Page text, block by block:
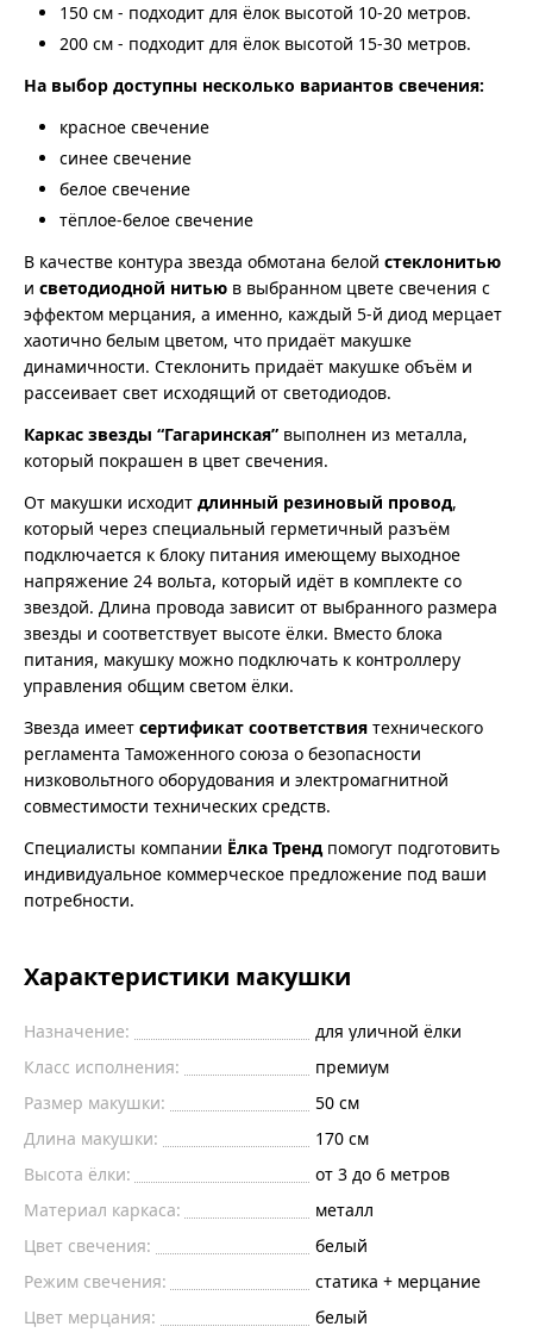
150 см - подходит для ёлок высотой 10-20 метров.
200 см - подходит для ёлок высотой 15-30 метров.
На выбор доступны несколько вариантов свечения:
красное свечение
синее свечение
белое свечение
тёплое-белое свечение
В качестве контура звезда обмотана белой стеклонитью
и светодиодной нитью в выбранном цвете свечения с
эффектом мерцания, а именно, каждый 5-й диод мерцает
хаотично белым цветом, что придаёт макушке
динамичности. Стеклонить придаёт макушке объём и
рассеивает свет исходящий от светодиодов.
Каркас звезды “Гагаринская” выполнен из металла,
который покрашен в цвет свечения.
От макушки исходит длинный резиновый провод,
который через специальный герметичный разъём
подключается к блоку питания имеющему выходное
напряжение 24 вольта, который идёт в комплекте со
звездой. Длина провода зависит от выбранного размера
звезды и соответствует высоте ёлки. Вместо блока
питания, макушку можно подключать к контроллеру
управления общим светом ёлки.
Звезда имеет сертификат соответствия технического
регламента Таможенного союза о безопасности
низковольтного оборудования и электромагнитной
совместимости технических средств.
Специалисты компании Ёлка Трендпомогут подготовить
индивидуальное коммерческое предложение под ваши
потребности.
Характеристики макушки
Назначение:
для уличной ёлки
Класс исполнения:
премиум
Размер макушки:
50 см
Длина макушки:
170 см
Высота ёлки:
от 3 до 6 метров
Материал каркаса:
металл
Цвет свечения:
белый
Режим свечения:
статика + мерцание
Цвет мерцания:
белый